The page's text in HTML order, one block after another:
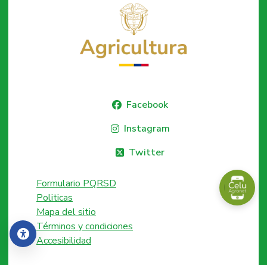
Accesibilidad
Facebook
Instagram
Twitter
Formulario PQRSD
Politicas
Mapa del sitio
Términos y condiciones
Accesibilidad